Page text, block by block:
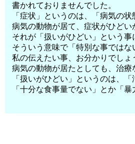
書かれておりませんでした。
「症状」というのは、「病気の
病気の動物が居て、症状がひどい
それが「扱いがひどい」という事
そういう意味で「特別な事ではな
私の伝えたい事、お分かりでしょ
病気の動物が居たとしても、治療
「扱いがひどい」というのは、
「十分な食事量でない」とか「